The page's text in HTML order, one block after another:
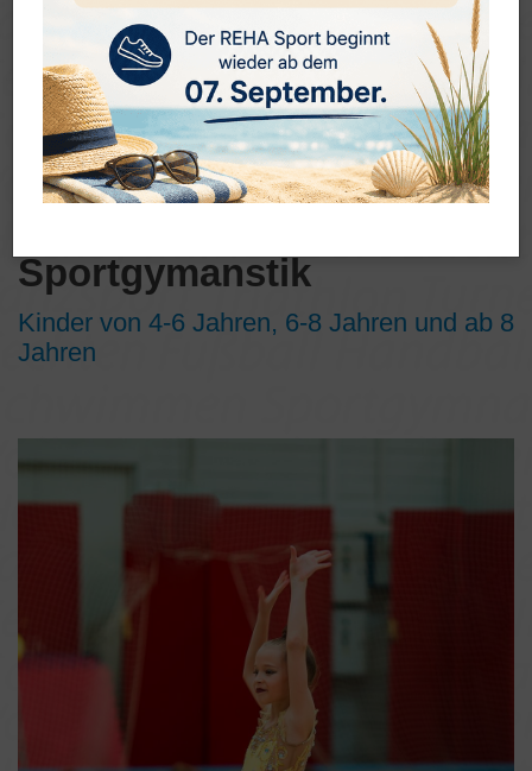
Sportgymanstik
Kinder von 4-6 Jahren, 6-8 Jahren und ab 8
Jahren